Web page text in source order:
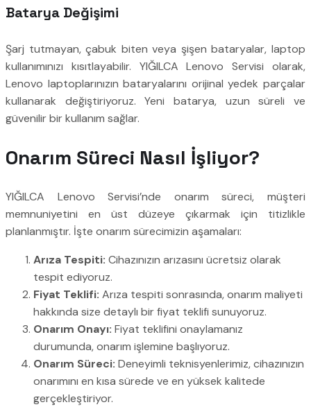
Batarya Değişimi
Şarj tutmayan, çabuk biten veya şişen bataryalar, laptop
kullanımınızı kısıtlayabilir. YIĞILCA Lenovo Servisi olarak,
Lenovo laptoplarınızın bataryalarını orijinal yedek parçalar
kullanarak değiştiriyoruz. Yeni batarya, uzun süreli ve
güvenilir bir kullanım sağlar.
Onarım Süreci Nasıl İşliyor?
YIĞILCA Lenovo Servisi’nde onarım süreci, müşteri
memnuniyetini en üst düzeye çıkarmak için titizlikle
planlanmıştır. İşte onarım sürecimizin aşamaları:
Arıza Tespiti: Cihazınızın arızasını ücretsiz olarak
tespit ediyoruz.
Fiyat Teklifi: Arıza tespiti sonrasında, onarım maliyeti
hakkında size detaylı bir fiyat teklifi sunuyoruz.
Onarım Onayı: Fiyat teklifini onaylamanız
durumunda, onarım işlemine başlıyoruz.
Onarım Süreci: Deneyimli teknisyenlerimiz, cihazınızın
onarımını en kısa sürede ve en yüksek kalitede
gerçekleştiriyor.